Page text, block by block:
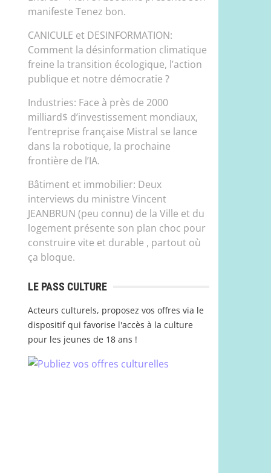
manifeste Tenez bon.
CANICULE et DESINFORMATION:
Comment la désinformation climatique
freine la transition écologique, l’action
publique et notre démocratie ?
Industries: Face à près de 2000
milliard$ d’investissement mondiaux,
l’entreprise française Mistral se lance
dans la robotique, la prochaine
frontière de l’IA.
Bâtiment et immobilier: Deux
interviews du ministre Vincent
JEANBRUN (peu connu) de la Ville et du
logement présente son plan choc pour
construire vite et durable , partout où
ça bloque.
LE PASS CULTURE
Acteurs culturels, proposez vos offres via le
dispositif qui favorise l'accès à la culture
pour les jeunes de 18 ans !